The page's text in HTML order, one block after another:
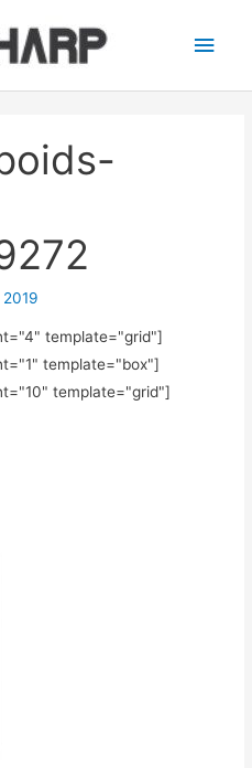
template="grid"]
template="box"]
template="grid"]